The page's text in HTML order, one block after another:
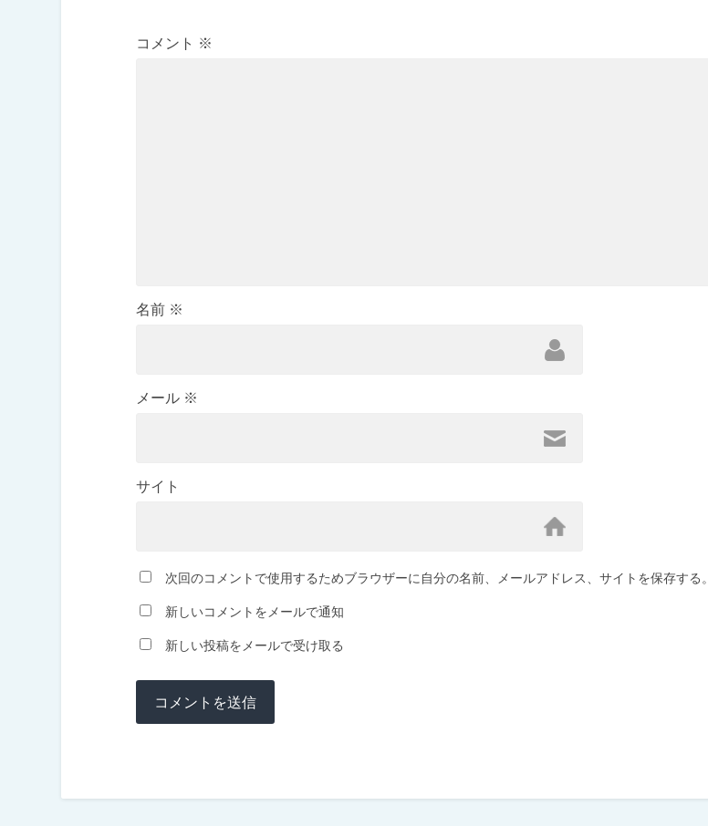
コメント ※
名前 ※
メール ※
サイト
次回のコメントで使用するためブラウザーに自分の名前、メールアドレス、サイトを保存する。
新しいコメントをメールで通知
新しい投稿をメールで受け取る